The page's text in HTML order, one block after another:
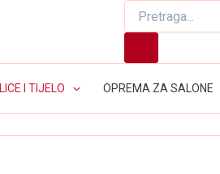
search
LICE I TIJELO OPREMA ZA SALONE